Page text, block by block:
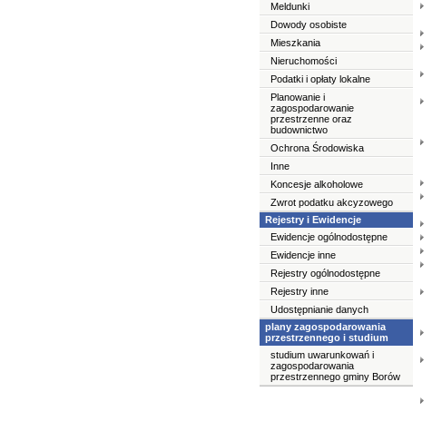
Meldunki
Dowody osobiste
Mieszkania
Nieruchomości
Podatki i opłaty lokalne
Planowanie i
zagospodarowanie
przestrzenne oraz
budownictwo
Ochrona Środowiska
Inne
Koncesje alkoholowe
Zwrot podatku akcyzowego
Rejestry i Ewidencje
Ewidencje ogólnodostępne
Ewidencje inne
Rejestry ogólnodostępne
Rejestry inne
Udostępnianie danych
plany zagospodarowania
przestrzennego i studium
studium uwarunkowań i
zagospodarowania
przestrzennego gminy Borów